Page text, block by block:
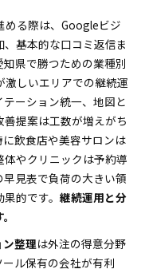
める際は、Googleビジ
基本的な口コミ返信ま
県で勝つための業種別
激しいエリアでの継続運
ーション統一、地図と
提案は工数が増えがち
飲食店や美容サロンは
やクリニックは予約導
見表で負荷の大きい領
的です。 継続運用と分
ン整理は外注の得意分野
ール保有の会社が有利